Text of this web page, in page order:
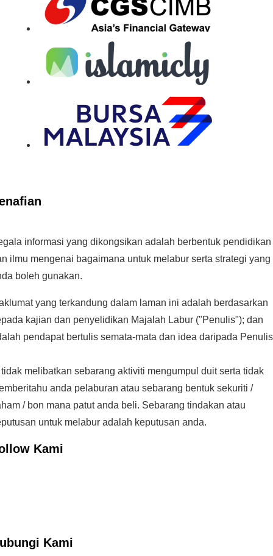
informasi yang dikongsikan adalah berbentuk pendidikan
ilmu mengenai bagaimana untuk melabur serta strategi yang
boleh gunakan.
yang terkandung dalam laman ini adalah berdasarkan
kajian dan penyelidikan Majalah Labur ("Penulis"); dan
pendapat bertulis semata-mata dan idea daripada
melibatkan sebarang aktiviti mengumpul duit serta tidak
anda pelaburan atau sebarang bentuk sekuriti /
/ bon mana patut anda beli. Sebarang tindakan atau
untuk melabur adalah keputusan anda.
Kami
Kami